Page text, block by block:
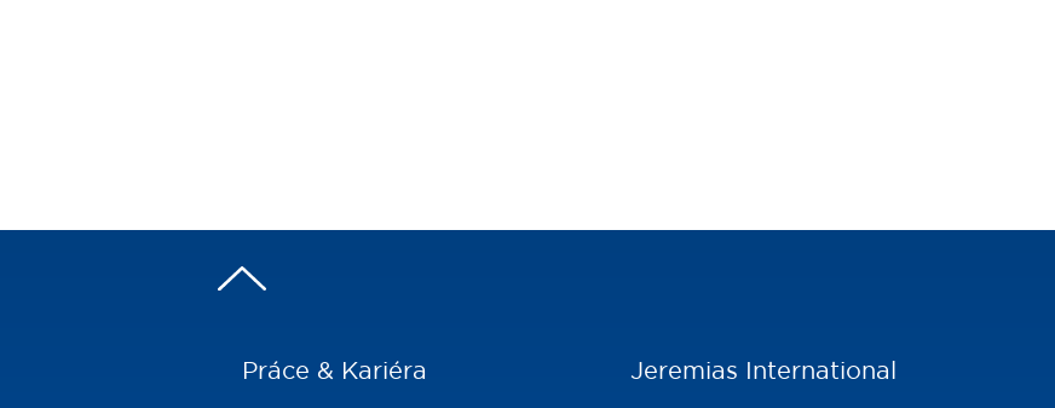
Práce & Kariéra Jeremias International